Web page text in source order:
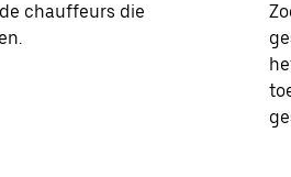
chauffeurs die